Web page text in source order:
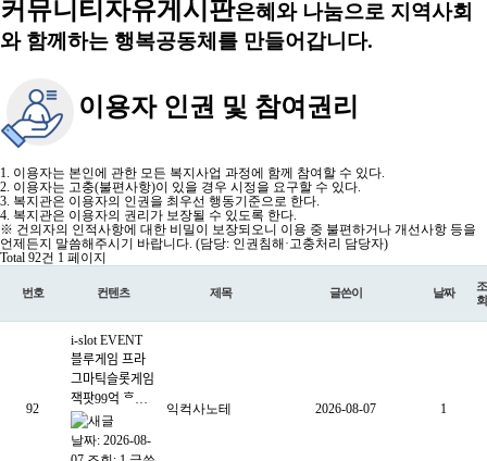
커뮤니티 자유게시판은혜와 나눔으로 지역사회
와 함께하는 행복공동체를 만들어갑니다.
이용자 인권 및 참여권리
1. 이용자는 본인에 관한 모든 복지사업 과정에 함께 참여할 수 있다.
2. 이용자는 고충(불편사항)이 있을 경우 시정을 요구할 수 있다.
3. 복지관은 이용자의 인권을 최우선 행동기준으로 한다.
4. 복지관은 이용자의 권리가 보장될 수 있도록 한다.
※ 건의자의 인적사항에 대한 비밀이 보장되오니 이용 중 불편하거나 개선사항 등을
언제든지 말씀해주시기 바랍니다. (담당: 인권침해·고충처리 담당자)
Total 92건 1 페이지
번호 컨텐츠 제목 글쓴이 날짜
조
회
92
i-slot EVENT
블루게임 프라
그마틱슬롯게임
잭팟99억 ᄒ…
날짜: 2026-08-
익컥사노테 2026-08-07 1